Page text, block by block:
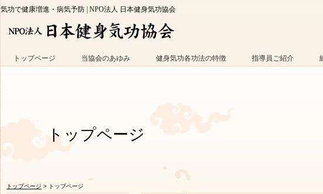
気功で健康増進・病気予防 | NPO法人 日本健身気功協会
トップページ 当協会のあゆみ 健身気功各功法の特徴 指導員ご紹介
トップページ
トップページ > トップページ